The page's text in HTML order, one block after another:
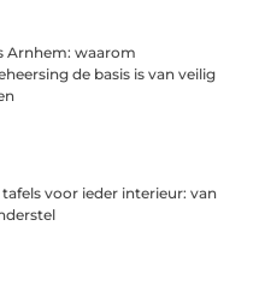
Arnhem: waarom
de basis is van veilig
voor ieder interieur: van